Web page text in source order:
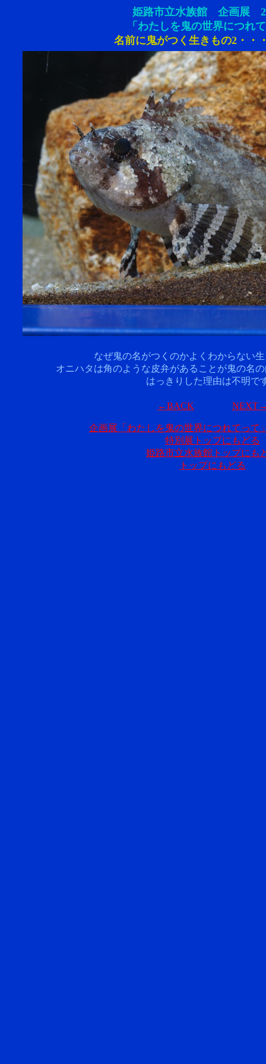
姫路市立水族館 企画展
「わたしを鬼の世界につれ
名前に鬼がつく生きもの2・・
なぜ鬼の名がつくのかよくわからない
オニハタは角のような皮弁があることが鬼の名
はっきりした理由は不明で
←BACK
企画展「わたしを鬼の世界につれてって
特別展トップにもどる
姫路市立水族館トップにも
トップにもどる